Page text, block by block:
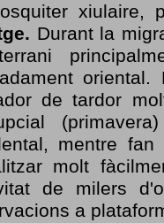
xiulaire,
Durant la
de tardor
mentre
molt
de milers
a